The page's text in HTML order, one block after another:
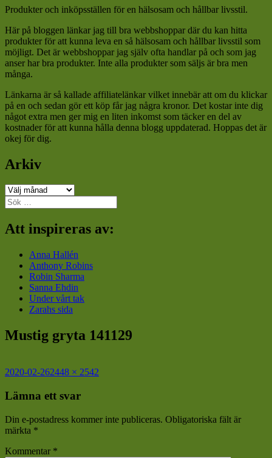
Produkter och inköpsställen för en hälsosam och hållbar livsstil.
Här på bloggen länkar jag till bra webbshoppar där du kan hitta
produkter för att kunna leva en så hälsosam och hållbar livsstil som
möjligt. Det är webbshoppar jag själv ofta handlar på och som jag
anser har bra produkter. Inte alla produkter som säljs är bra men
många.
Länkarna är så kallade affiliatelänkar vilket innebär att om du klickar
på en och sedan gör ett köp får jag några kronor. Det kostar inte dig
något extra men ger mig en liten inkomst som täcker en del av
kostnader för att kunna hålla denna blogg uppdaterad. Hoppas det är
okej för dig.
Arkiv
Arkiv
Sök
efter:
Att inspireras av:
Anna Hallén
Anthony Robins
Robin Sharma
Sanna Ehdin
Under vårt tak
Zarahs sida
Mustig gryta 141129
Postat
2020-02-26Full
2448 × 2542
Lämna ett svar
Din e-postadress kommer inte publiceras. Obligatoriska fält är
märkta *
Kommentar *